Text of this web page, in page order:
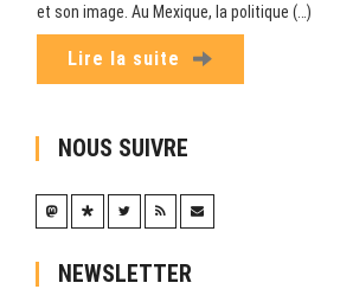
et son image. Au Mexique, la politique (…)
Lire la suite
NOUS SUIVRE
NEWSLETTER